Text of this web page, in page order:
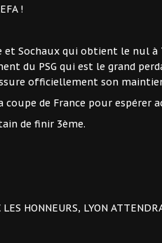
!
et Sochaux qui obtient le nul
du PSG qui est le grand
officiellement son
coupe de France pour espérer
de finir 3ème.
HONNEURS, LYON